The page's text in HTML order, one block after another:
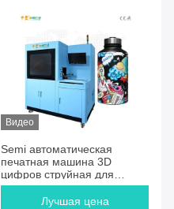
Видео
Semi автоматическая
печатная машина 3D
цифров струйная для
бутылок
Лучшая цена